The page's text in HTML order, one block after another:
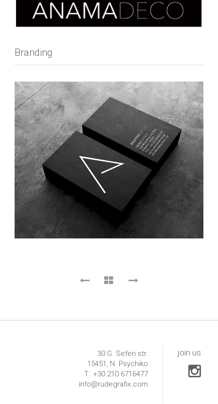
Branding
30 G. Seferi str.
15451, N. Psychiko
T.: +30 210 6716477
info@rudegrafix.com
join us